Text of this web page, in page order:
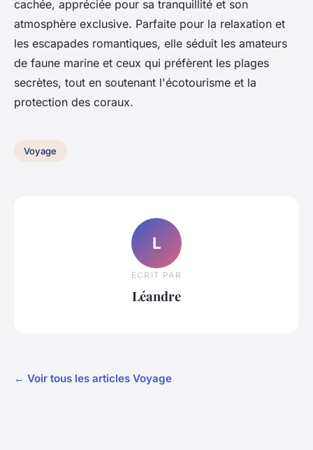
cachée, appréciée pour sa tranquillité et son
atmosphère exclusive. Parfaite pour la relaxation et
les escapades romantiques, elle séduit les amateurs
de faune marine et ceux qui préfèrent les plages
secrètes, tout en soutenant l'écotourisme et la
protection des coraux.
Voyage
L
ECRIT PAR
Léandre
← Voir tous les articles Voyage